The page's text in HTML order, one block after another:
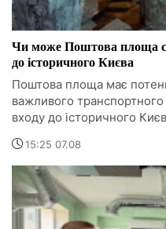
Чи може Поштова площа
до історичного Києва
Поштова площа має
важливого
входу до історичного
15:25 07.08